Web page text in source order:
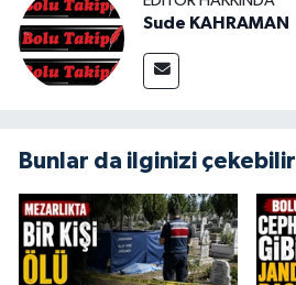
Sude KAHRAMAN
Bunlar da ilginizi çekebilir